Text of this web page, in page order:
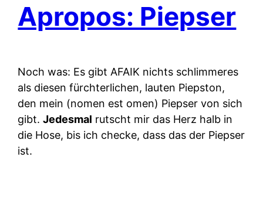
Apropos: Piepser
Noch was: Es gibt AFAIK nichts schlimmeres
als diesen fürchterlichen, lauten Piepston,
den mein (nomen est omen) Piepser von sich
gibt.Jedesmal rutscht mir das Herz halb in
die Hose, bis ich checke, dass das der Piepser
ist.